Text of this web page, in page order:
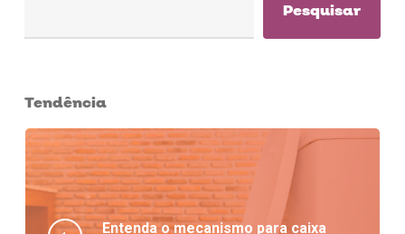
Pesquisar
Tendência
Entenda o mecanismo para caixa